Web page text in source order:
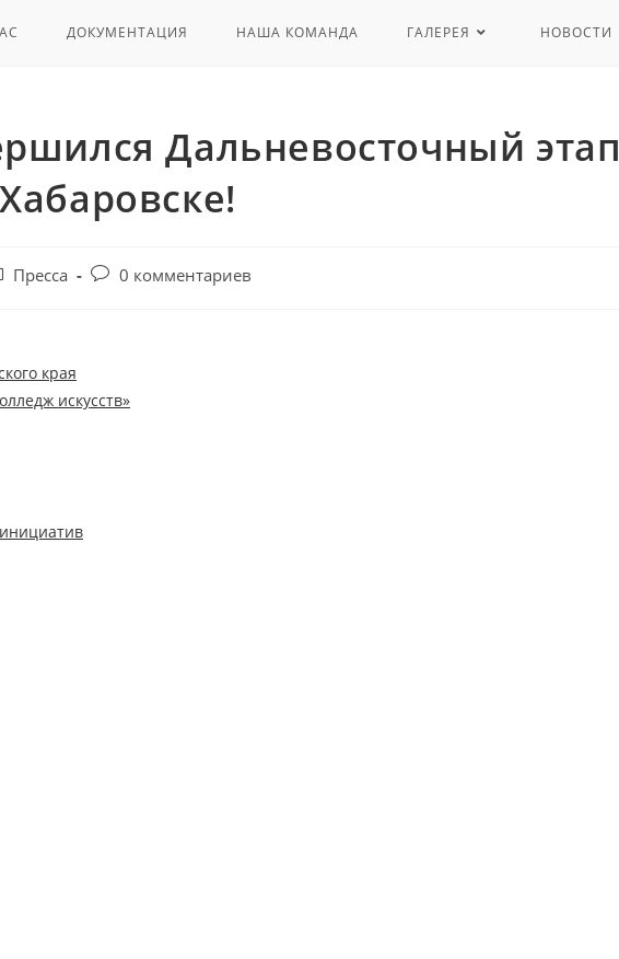
ДОКУМЕНТАЦИЯ НАША КОМАНДА ГАЛЕРЕЯ НОВОСТИ
Дальневосточный этап
Пресса 0 комментариев
края
искусств»